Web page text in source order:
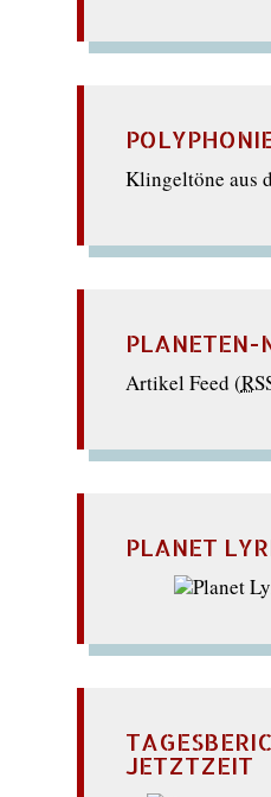
Klingeltöne aus
PLANETEN-
Artikel Feed (
PLANET
JETZTZEIT